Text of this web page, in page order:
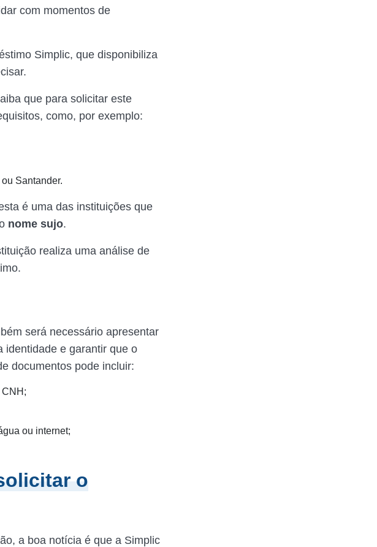
com momentos de
Simplic, que disponibiliza
que para solicitar este
como, por exemplo:
Santander.
é uma das instituições que
nome sujo.
realiza uma análise de
será necessário apresentar
identidade e garantir que o
documentos pode incluir:
CNH;
ou internet;
o
a boa notícia é que a Simplic